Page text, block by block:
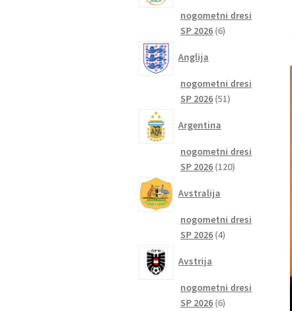
nogometni dresi
SP 2026 66
Anglija
nogometni dresi
SP 2026 5151
Argentina
nogometni dresi
SP 2026 120120
Avstralija
nogometni dresi
SP 2026 44
Avstrija
nogometni dresi
SP 2026 66